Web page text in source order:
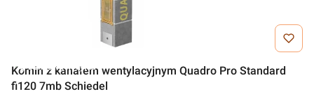
Darmowa wysyłka
Komin z kanałem wentylacyjnym Quadro Pro Standard
fi120 7mb Schiedel